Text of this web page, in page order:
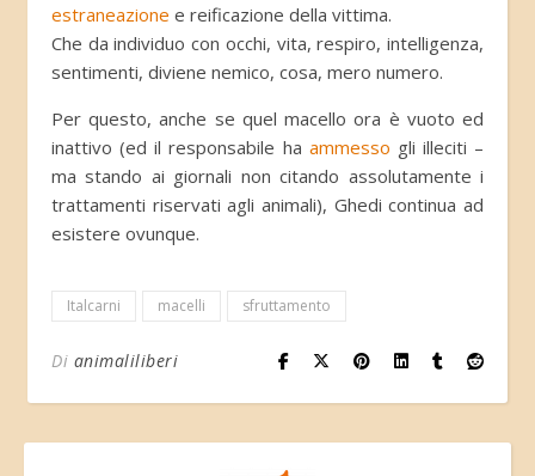
estraneazione e reificazione della vittima.
Che da individuo con occhi, vita, respiro, intelligenza,
sentimenti, diviene nemico, cosa, mero numero.
Per questo, anche se quel macello ora è vuoto ed
inattivo (ed il responsabile ha ammesso gli illeciti –
ma stando ai giornali non citando assolutamente i
trattamenti riservati agli animali), Ghedi continua ad
esistere ovunque.
Italcarni macelli sfruttamento
Di animaliliberi